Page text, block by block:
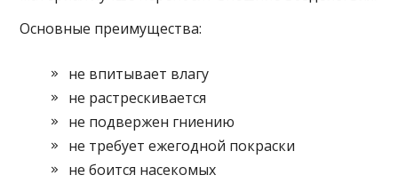
Основные преимущества:
не впитывает влагу
не растрескивается
не подвержен гниению
не требует ежегодной покраски
не боится насекомых